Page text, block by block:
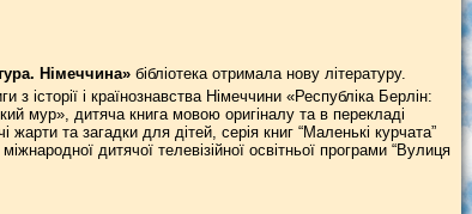
Німеччина»бібліотека отримала нову літературу.
історії і країнознавства Німеччини «Республіка Берлін:
мур», дитяча книга мовою оригіналу та в перекладі
та загадки для дітей, серія книг “Маленькі курчата”
дитячої телевізійної освітньої програми “Вулиця